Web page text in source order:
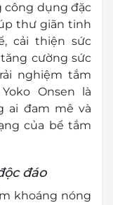
công dụng đặc
thư giãn tinh
cải thiện sức
cường sức
nghiệm tắm
Onsen là
ai đam mê và
của bể tắm
đáo
khoáng nóng